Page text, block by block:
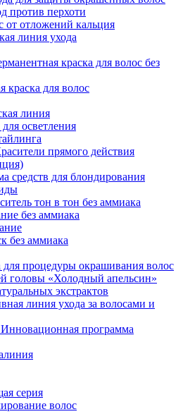
против перхоти
от отложений кальция
линия ухода
краска для волос без
краска для волос
линия
осветления
прямого действия
средств для блондирования
тон в тон без аммиака
без аммиака
без аммиака
для процедуры окрашивания волос
головы «Холодный апельсин»
экстрактов
линия ухода за волосами и
программа
серия
волос